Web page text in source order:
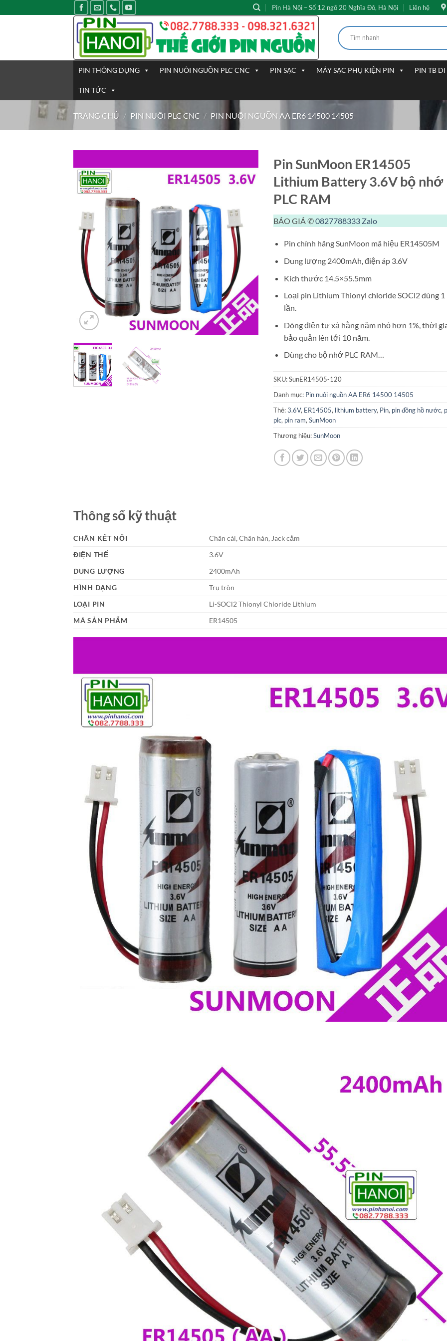
qua
Pin Hà Nội – Số 12 ngõ 20 Nghĩa Đô, Hà Nội Liên hệ
PIN THÔNG DỤNG PIN NUÔI NGUỒN PLC CNC PIN SẠC MÁY SẠC PHỤ KIỆN PIN PIN TB
TIN TỨC
TRANG CHỦ / PIN NUÔI PLC CNC / PIN NUÔI NGUỒN AA ER6 14500 14505
Pin SunMoon ER14505
Lithium Battery 3.6V bộ nhớ
PLC RAM
BÁO GIÁ ✆0827788333 Zalo
Pin chính hãng SunMoon mã hiệu ER14505M
Dung lượng 2400mAh, điện áp 3.6V
Kích thước 14.5×55.5mm
Loại pin Lithium Thionyl chloride SOCl2 dùng 1
lần.
Dòng điện tự xả hằng năm nhỏ hơn 1%, thời
bảo quản lên tới 10 năm.
Dùng cho bộ nhớ PLC RAM…
SKU:SunER14505-120
Danh mục: Pin nuôi nguồn AA ER6 14500 14505
Thẻ:3.6V, ER14505, lithium battery, Pin, pin đồng hồ nước,
plc, pin ram, SunMoon
Thương hiệu:SunMoon
Thông số kỹ thuật
CHÂN KẾT NỐI
Chân cài, Chân hàn, Jack cắm
ĐIỆN THẾ
3.6V
DUNG LƯỢNG
2400mAh
HÌNH DẠNG
Trụ tròn
LOẠI PIN
Li-SOCl2 Thionyl Chloride Lithium
MÃ SẢN PHẨM
ER14505